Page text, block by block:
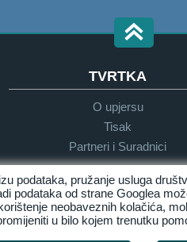
TVRTKA
O upjersu
Tisak
Partneri i Suradnici
privatnosti
podataka, pružanje usluga
podataka od strane Googlea
neobaveznih kolačića,
u bilo kojem trenutku